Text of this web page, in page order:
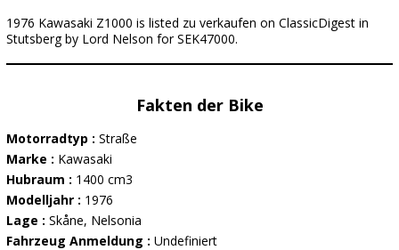
1976 Kawasaki Z1000 is listed zu verkaufen on ClassicDigest in
Stutsberg by Lord Nelson for SEK47000.
Fakten der Bike
Motorradtyp : Straße
Marke : Kawasaki
Hubraum : 1400 cm3
Modelljahr : 1976
Lage : Skåne, Nelsonia
Fahrzeug Anmeldung : Undefiniert